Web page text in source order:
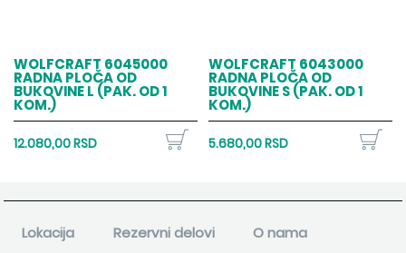
WOLFCRAFT 6045000
RADNA PLOČA OD
BUKOVINE L (PAK. OD 1
KOM.)
12.080,00 RSD
WOLFCRAFT 6043000
RADNA PLOČA OD
BUKOVINE S (PAK. OD 1
KOM.)
5.680,00 RSD
Lokacija Rezervni delovi O nama